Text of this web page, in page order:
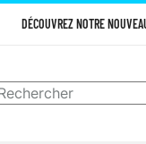
DÉCOUVREZ NOTRE